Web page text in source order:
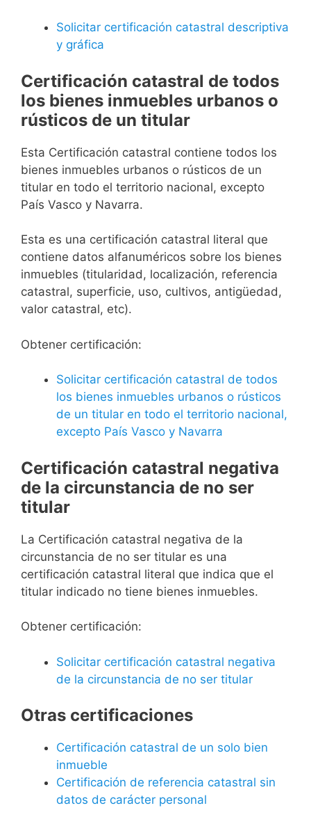
Solicitar certificación catastral descriptiva
y gráfica
Certificación catastral de todos
los bienes inmuebles urbanos o
rústicos de un titular
Esta Certificación catastral contiene todos los
bienes inmuebles urbanos o rústicos de un
titular en todo el territorio nacional, excepto
País Vasco y Navarra.
Esta es una certificación catastral literal que
contiene datos alfanuméricos sobre los bienes
inmuebles (titularidad, localización, referencia
catastral, superficie, uso, cultivos, antigüedad,
valor catastral, etc).
Obtener certificación:
Solicitar certificación catastral de todos
los bienes inmuebles urbanos o rústicos
de un titular en todo el territorio nacional,
excepto País Vasco y Navarra
Certificación catastral negativa
de la circunstancia de no ser
titular
La Certificación catastral negativa de la
circunstancia de no ser titular es una
certificación catastral literal que indica que el
titular indicado no tiene bienes inmuebles.
Obtener certificación:
Solicitar certificación catastral negativa
de la circunstancia de no ser titular
Otras certificaciones
Certificación catastral de un solo bien
inmueble
Certificación de referencia catastral sin
datos de carácter personal